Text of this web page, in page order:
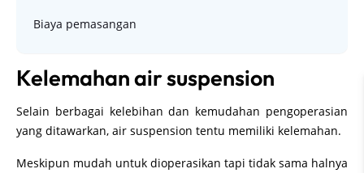
Biaya pemasangan
Kelemahan air suspension
Selain berbagai kelebihan dan kemudahan pengoperasian
yang ditawarkan, air suspension tentu memiliki kelemahan.
Meskipun mudah untuk dioperasikan tapi tidak sama halnya